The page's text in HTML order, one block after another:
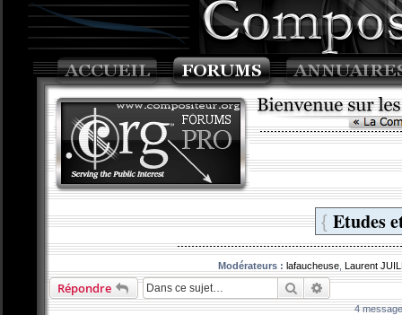
{ Etudes
Modérateurs : lafaucheuse Laurent
Répondre Rechercher
Recherche
4